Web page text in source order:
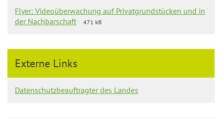
Flyer: Videoüberwachung auf Privatgrundstücken und in
der Nachbarschaft
471 kB
Externe Links
Datenschutzbeauftragter des Landes